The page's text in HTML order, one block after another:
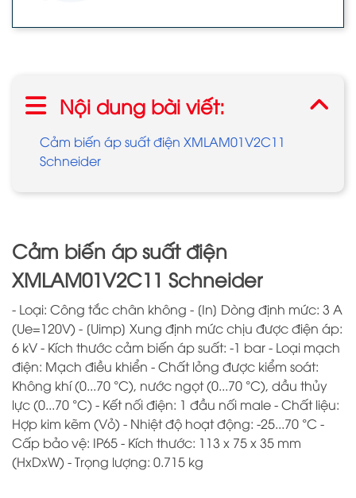
Nội dung bài viết:
Cảm biến áp suất điện XMLAM01V2C11
Schneider
Cảm biến áp suất điện
XMLAM01V2C11 Schneider
- Loại: Công tắc chân không - [In] Dòng định mức: 3 A
(Ue=120V) - [Uimp] Xung định mức chịu được điện áp:
6 kV - Kích thước cảm biến áp suất: -1 bar - Loại mạch
điện: Mạch điều khiển - Chất lỏng được kiểm soát:
Không khí (0...70 °C), nước ngọt (0...70 °C), dầu thủy
lực (0...70 °C) - Kết nối điện: 1 đầu nối male - Chất liệu:
Hợp kim kẽm (Vỏ) - Nhiệt độ hoạt động: -25...70 °C -
Cấp bảo vệ: IP65 - Kích thước: 113 x 75 x 35 mm
(HxDxW) - Trọng lượng: 0.715 kg